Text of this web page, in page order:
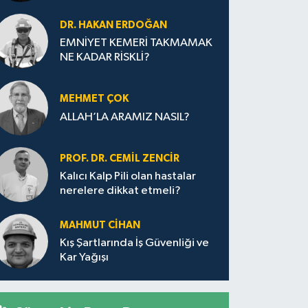
DR. HAKAN ERDOĞAN
EMNİYET KEMERİ TAKMAMAK
NE KADAR RİSKLİ?
MEHMET ÇOK
ALLAH’LA ARAMIZ NASIL?
PROF. DR. CEMIL ZENCIR
Kalıcı Kalp Pili olan hastalar
nerelere dikkat etmeli?
MAHMUT CİHAN
Kış Şartlarında İş Güvenliği ve
Kar Yağışı